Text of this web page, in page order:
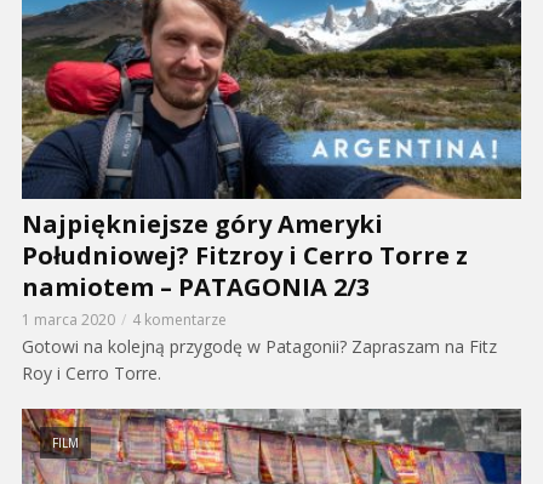
Najpiękniejsze góry Ameryki
Południowej? Fitzroy i Cerro Torre z
namiotem – PATAGONIA 2/3
1 marca 2020 4 komentarze
Gotowi na kolejną przygodę w Patagonii? Zapraszam na Fitz
Roy i Cerro Torre.
FILM